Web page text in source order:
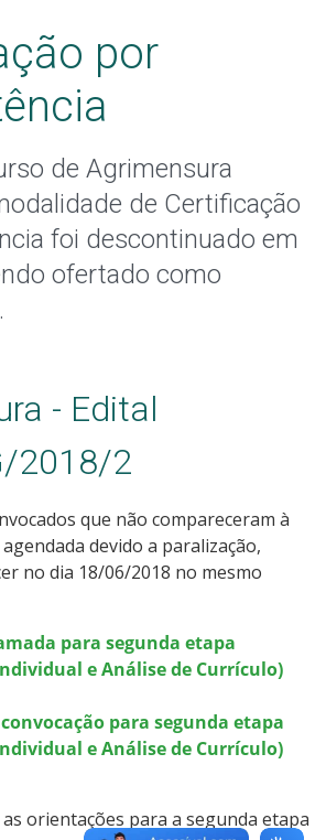
por
de Agrimensura
de Certificação
foi descontinuado em
ofertado como
- Edital
2018/2
que não compareceram à
devido a paralização,
no dia 18/06/2018 no mesmo
para segunda etapa
e Análise de Currículo)
para segunda etapa
e Análise de Currículo)
orientações para a segunda etapa